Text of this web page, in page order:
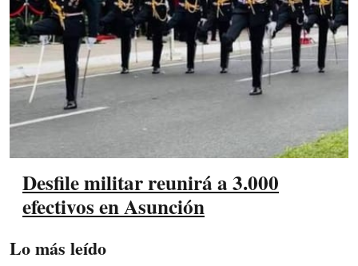
Desfile militar reunirá a 3.000
efectivos en Asunción
Lo más leído